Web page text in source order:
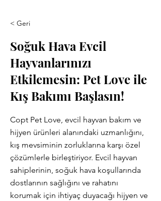
< Geri
Soğuk Hava Evcil
Hayvanlarınızı
Etkilemesin: Pet Love ile
Kış Bakımı Başlasın!
Copt Pet Love, evcil hayvan bakım ve
hijyen ürünleri alanındaki uzmanlığını,
kış mevsiminin zorluklarına karşı özel
çözümlerle birleştiriyor. Evcil hayvan
sahiplerinin, soğuk hava koşullarında
dostlarının sağlığını ve rahatını
korumak için ihtiyaç duyacağı hijyen ve